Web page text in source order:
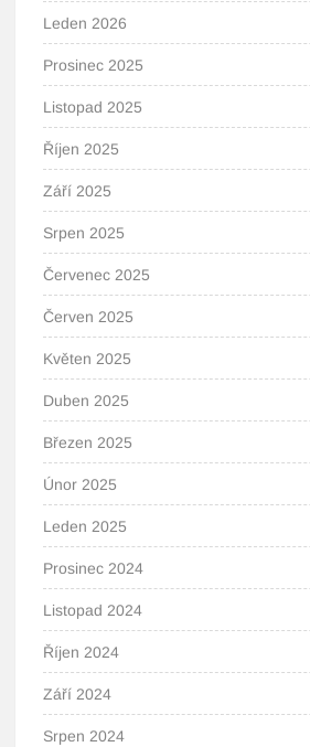
Leden 2026
Prosinec 2025
Listopad 2025
Říjen 2025
Září 2025
Srpen 2025
Červenec 2025
Červen 2025
Květen 2025
Duben 2025
Březen 2025
Únor 2025
Leden 2025
Prosinec 2024
Listopad 2024
Říjen 2024
Září 2024
Srpen 2024